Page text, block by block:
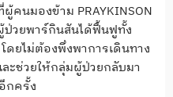
นมองข้าม PRAYKINSON
ป่วยพาร์กินสันได้ฟื้นฟูทั้ง
ดยไม่ต้องพึ่งพาการเดินทาง
ละช่วยให้กลุ่มผู้ป่วยกลับมา
กครั้ง